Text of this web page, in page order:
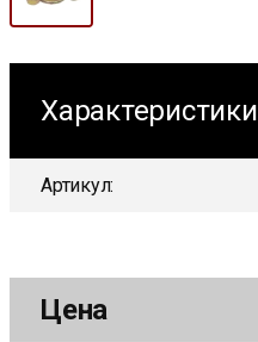
Характеристики
Артикул:
Цена